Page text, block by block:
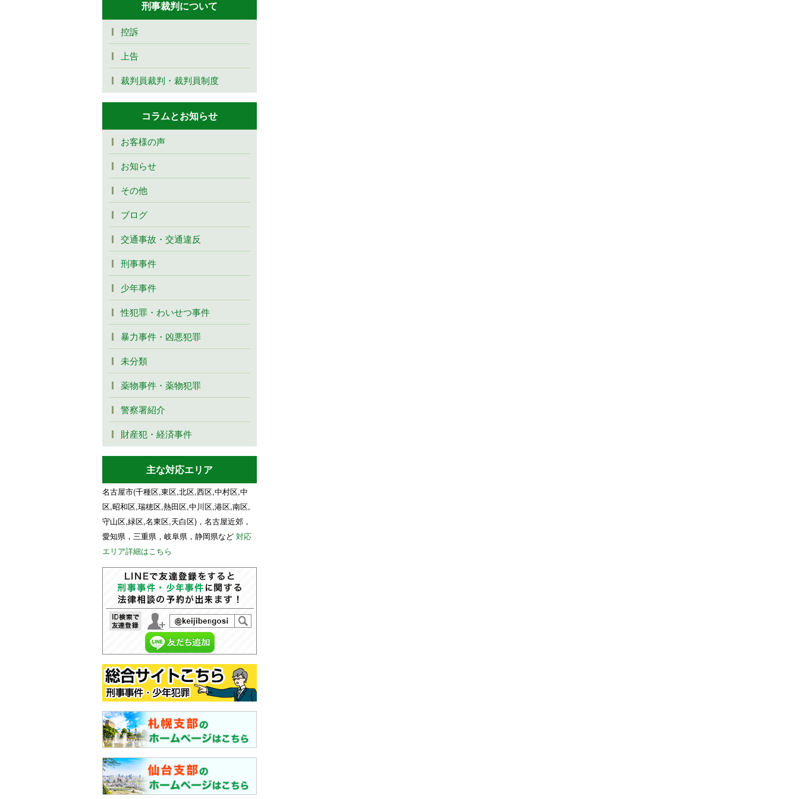
刑事裁判について
控訴
上告
裁判員裁判・裁判員制度
コラムとお知らせ
お客様の声
お知らせ
その他
ブログ
交通事故・交通違反
刑事事件
少年事件
性犯罪・わいせつ事件
暴力事件・凶悪犯罪
未分類
薬物事件・薬物犯罪
警察署紹介
財産犯・経済事件
主な対応エリア
名古屋市(千種区,東区,北区,西区,中村区,中
区,昭和区,瑞穂区,熱田区,中川区,港区,南区,
守山区,緑区,名東区,天白区)，名古屋近郊，
愛知県，三重県，岐阜県，静岡県など 対応
エリア詳細はこちら